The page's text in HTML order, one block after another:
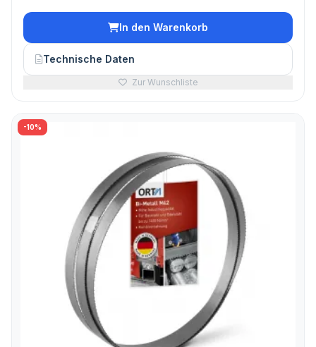
In den Warenkorb
Technische Daten
Zur Wunschliste
-10%